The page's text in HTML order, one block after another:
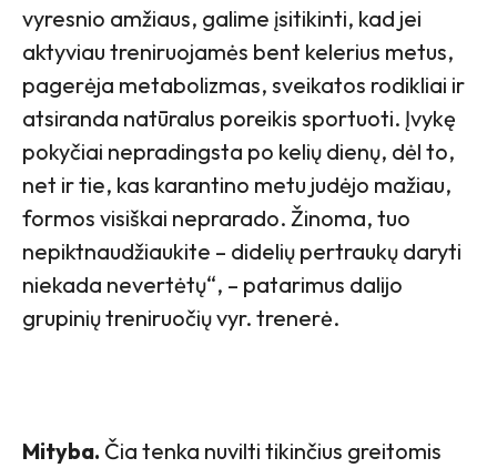
vyresnio amžiaus, galime įsitikinti, kad jei
aktyviau treniruojamės bent kelerius metus,
pagerėja metabolizmas, sveikatos rodikliai ir
atsiranda natūralus poreikis sportuoti. Įvykę
pokyčiai nepradingsta po kelių dienų, dėl to,
net ir tie, kas karantino metu judėjo mažiau,
formos visiškai neprarado. Žinoma, tuo
nepiktnaudžiaukite – didelių pertraukų daryti
niekada nevertėtų“, – patarimus dalijo
grupinių treniruočių vyr. trenerė.
Mityba. Čia tenka nuvilti tikinčius greitomis